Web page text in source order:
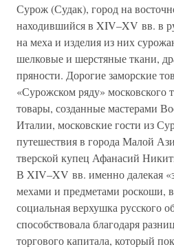
Сурож (Судак), город на
находившийся в XIV–XV вв. в
на меха и изделия из них
шелковые и шерстяные ткани,
пряности. Дорогие заморские
«Сурожском ряду» московского
товары, созданные мастерами
Италии, московские гости из
путешествия в города Малой
тверской купец Афанасий
В XIV–XV вв. именно далекая
мехами и предметами роскоши,
социальная верхушка русского
способствовала благодаря
торгового капитала, который